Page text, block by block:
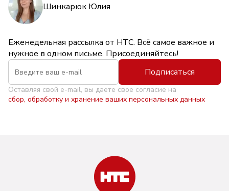
Шинкарюк Юлия
Еженедельная рассылка от НТС. Всё самое важное и
нужное в одном письме. Присоединяйтесь!
Подписаться
Оставляя свой e-mail, вы даете свое согласие на
сбор, обработку и хранение ваших персональных данных